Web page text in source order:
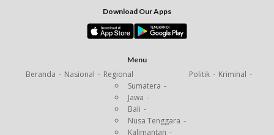
Download Our Apps
Menu
Beranda Nasional
Regional
Sumatera
Jawa
Bali
Nusa Tenggara
Kalimantan
Politik Kriminal